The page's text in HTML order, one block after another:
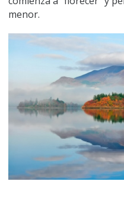
menor.